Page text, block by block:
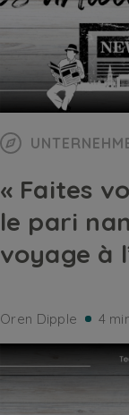
« Faites
le pari
voyage à
Oren Dipple 4